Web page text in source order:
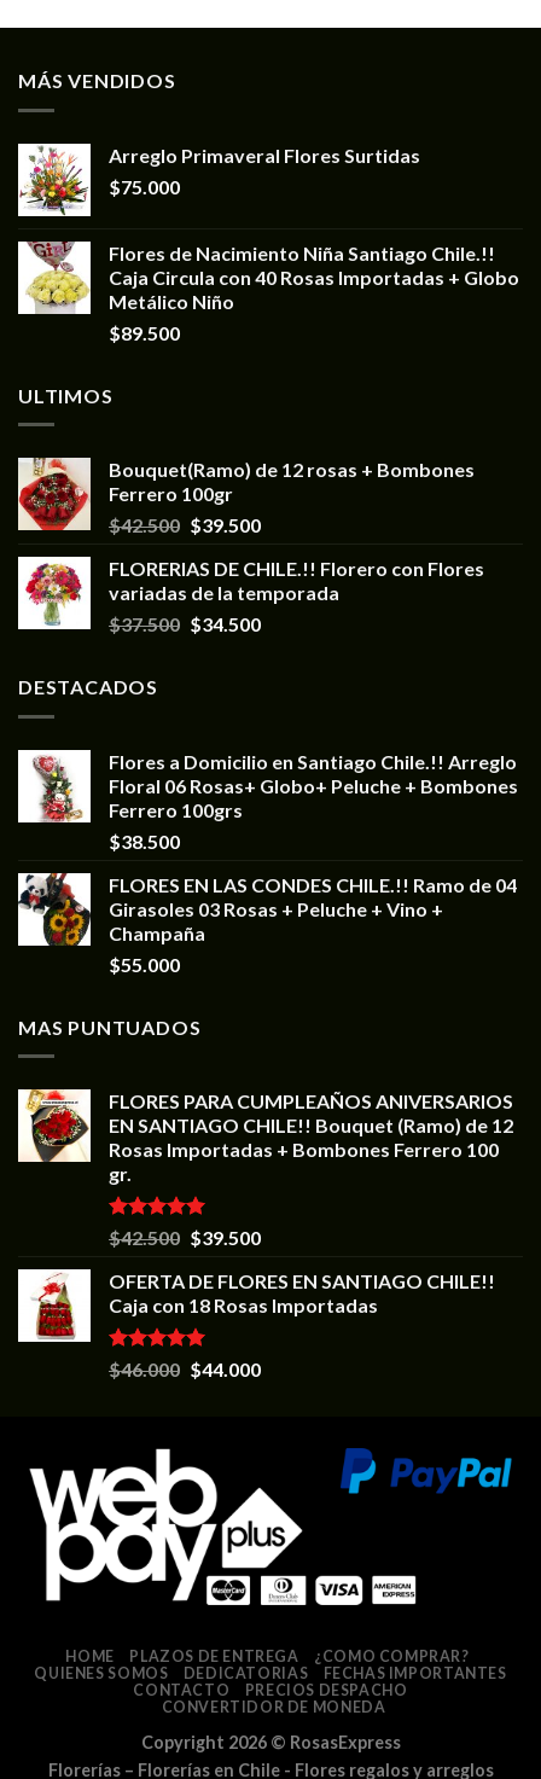
MÁS VENDIDOS
Arreglo Primaveral Flores Surtidas
$75.000
Flores de Nacimiento Niña Santiago Chile.!!
Caja Circula con 40 Rosas Importadas + Globo
Metálico Niño
$89.500
ULTIMOS
Bouquet(Ramo) de 12 rosas + Bombones
Ferrero 100gr
$42.500 $39.500
FLORERIAS DE CHILE.!! Florero con Flores
variadas de la temporada
$37.500 $34.500
DESTACADOS
Flores a Domicilio en Santiago Chile.!! Arreglo
Floral 06 Rosas+ Globo+ Peluche + Bombones
Ferrero 100grs
$38.500
FLORES EN LAS CONDES CHILE.!! Ramo de 04
Girasoles 03 Rosas + Peluche + Vino +
Champaña
$55.000
MAS PUNTUADOS
FLORES PARA CUMPLEAÑOS ANIVERSARIOS
EN SANTIAGO CHILE!! Bouquet (Ramo) de 12
Rosas Importadas + Bombones Ferrero 100
gr.
Valorado en
5.00
$42.500 $39.500
OFERTA DE FLORES EN SANTIAGO CHILE!!
Caja con 18 Rosas Importadas
Valorado en
5.00
$46.000 $44.000
HOME PLAZOS DE ENTREGA
¿COMO COMPRAR?
QUIENES SOMOS
DEDICATORIAS
FECHAS IMPORTANTES
CONTACTO
PRECIOS DESPACHO
CONVERTIDOR DE MONEDA
Copyright 2026 © RosasExpress
Florerías – Florerías en Chile - Flores regalos y arreglos